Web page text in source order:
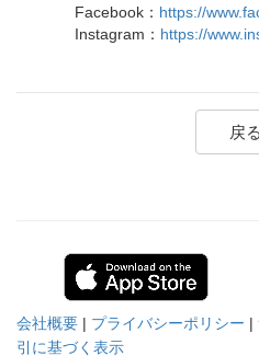
Facebook： https://
Instagram： https://
戻る
会社概要 | プライバシーポリシー |
引に基づく表示